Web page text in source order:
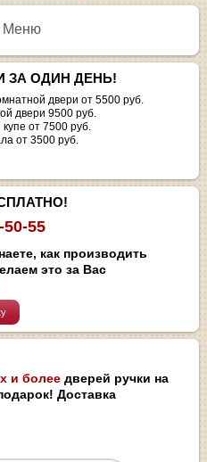
Меню
ЗА ОДИН ДЕНЬ!
двери от 5500 руб.
двери 9500 руб.
от 7500 руб.
от 3500 руб.
50-55
как производить
это за Вас
и более дверей ручки на
Доставка